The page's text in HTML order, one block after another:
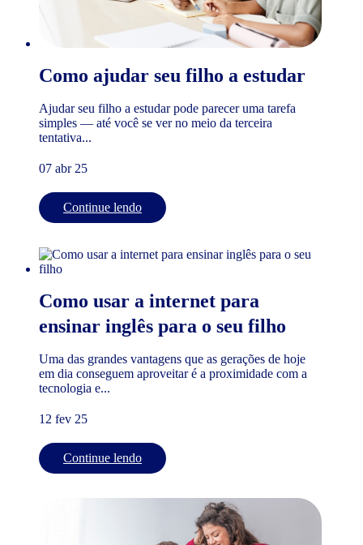
Como ajudar seu filho a estudar
Ajudar seu filho a estudar pode parecer uma tarefa
simples — até você se ver no meio da terceira
tentativa...
07 abr 25
Continue lendo
Como usar a internet para
ensinar inglês para o seu filho
Uma das grandes vantagens que as gerações de hoje
em dia conseguem aproveitar é a proximidade com a
tecnologia e...
12 fev 25
Continue lendo